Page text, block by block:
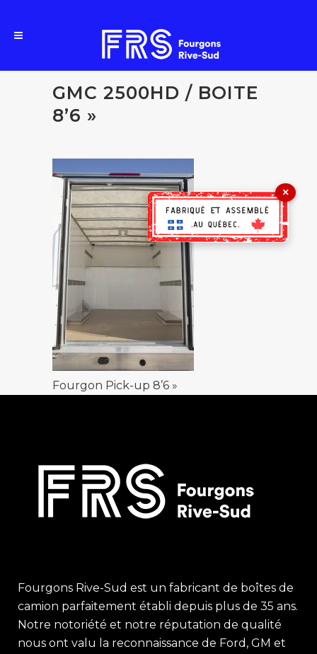
GMC 2500HD / BOITE
8’6 »
Fourgon Pick-up 8’6 »
Fourgons Rive-Sud est un fabricant de boîtes de
camion parfaitement établi depuis plus de 35 ans.
Notre notoriété et notre réputation de qualité
nous ont valu la reconnaissance de Ford, GM et
×